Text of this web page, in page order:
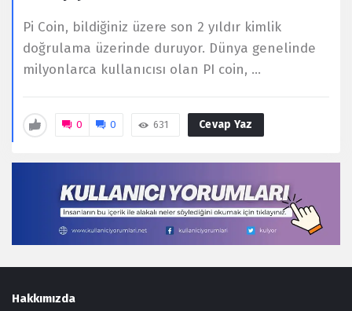
Pi Coin, bildiğiniz üzere son 2 yıldır kimlik
doğrulama üzerinde duruyor. Dünya genelinde
milyonlarca kullanıcısı olan PI coin, ...
0 0 631 Cevap Yaz
Footer
Hakkımızda